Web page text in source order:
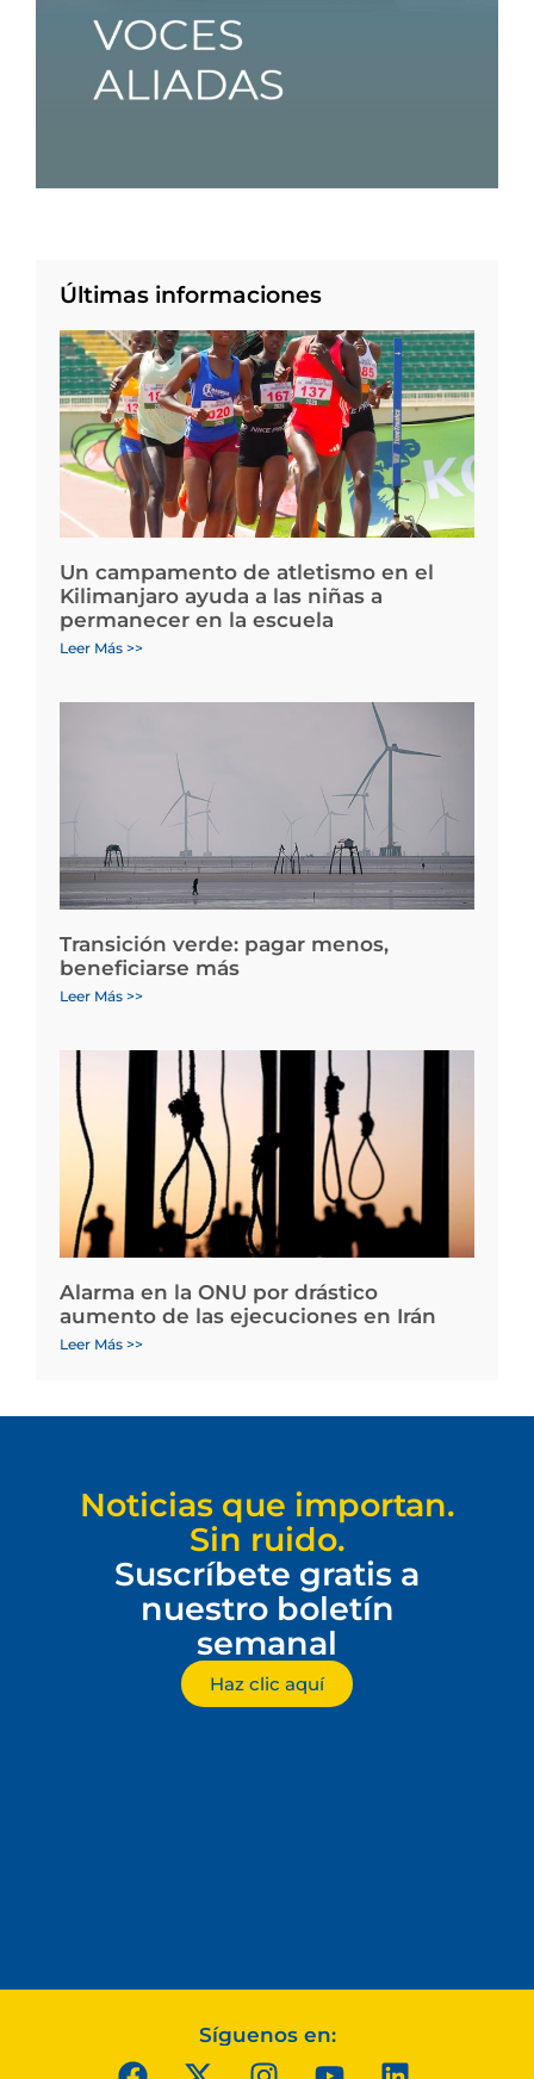
Últimas informaciones
Un campamento de atletismo en el
Kilimanjaro ayuda a las niñas a
permanecer en la escuela
Leer Más >>
Transición verde: pagar menos,
beneficiarse más
Leer Más >>
Alarma en la ONU por drástico
aumento de las ejecuciones en Irán
Leer Más >>
Noticias que importan.
Sin ruido.
Suscríbete gratis a
nuestro boletín
semanal
Haz clic aquí
Síguenos en: